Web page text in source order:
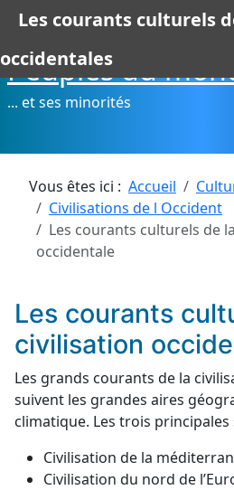
Peuples du
... et ses minorités
Vous êtes ici : Accueil
Civilisations de l Occident
Les courants culturels de
occidentale
Les courants
civilisation
Les grands courants de la
suivent les grandes aires
climatique. Les trois principales
Civilisation de la
Civilisation du nord de
Les courants culturels
occidentales